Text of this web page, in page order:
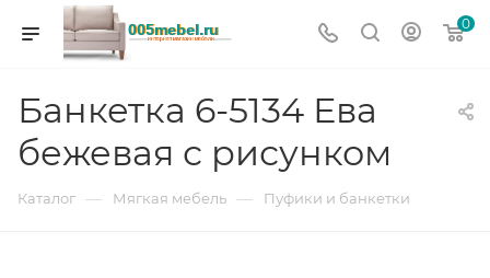
0
Банкетка 6-5134 Ева
бежевая с рисунком
Каталог — Мягкая мебель — Пуфики и банкетки